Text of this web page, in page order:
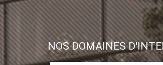
NOS DOMAINES